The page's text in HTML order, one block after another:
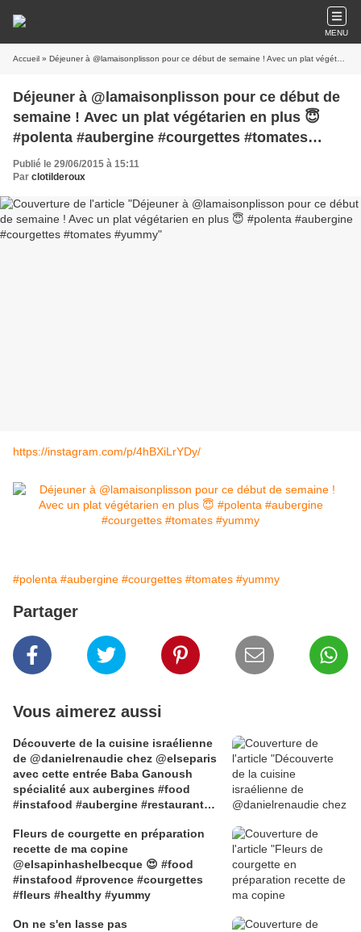
MENU
Accueil » Déjeuner à @lamaisonplisson pour ce début de semaine ! Avec un plat végétarien en plus 😇 #polenta #aubergine #courgettes #tomates #yummy
Déjeuner à @lamaisonplisson pour ce début de
semaine ! Avec un plat végétarien en plus 😇
#polenta #aubergine #courgettes #tomates
#yummy
Publié le 29/06/2015 à 15:11
Par clotilderoux
https://instagram.com/p/4hBXiLrYDy/
#polenta #aubergine #courgettes #tomates #yummy
Partager
Vous aimerez aussi
Découverte de la cuisine israélienne
de @danielrenaudie chez @elseparis
avec cette entrée Baba Ganoush
spécialité aux aubergines #food
#instafood #aubergine #restaurant
Fleurs de courgette en préparation
recette de ma copine
@elsapinhashelbecque 😍 #food
#instafood #provence #courgettes
#fleurs #healthy #yummy
On ne s'en lasse pas